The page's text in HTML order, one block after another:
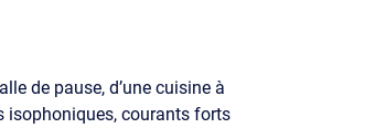
de pause, d’une cuisine à
isophoniques, courants forts